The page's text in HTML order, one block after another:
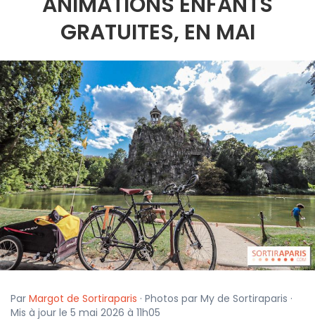
GRATUITES, EN MAI
Par Margot de Sortiraparis · Photos par My de Sortiraparis ·
Mis à jour le 5 mai 2026 à 11h05